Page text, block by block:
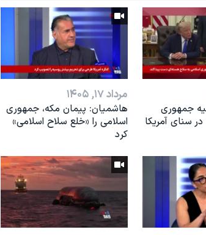
جمهوری
سنای آمریکا
مرداد ۱۷, ۱۴۰۵
هاشمیان: پیمان مکه، جمهوری
اسلامی را «خلع سلاح اسلامی»
کرد